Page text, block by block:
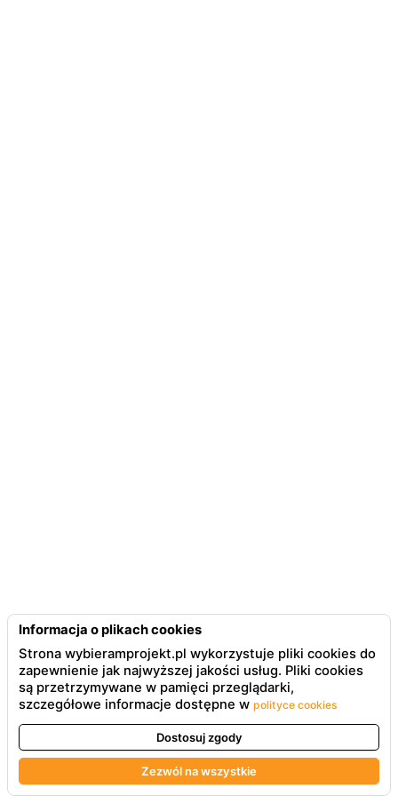
Informacja o plikach cookies
Strona wybieramprojekt.pl wykorzystuje pliki cookies do
zapewnienie jak najwyższej jakości usług. Pliki cookies
są przetrzymywane w pamięci przeglądarki,
szczegółowe informacje dostępne w polityce cookies
Dostosuj zgody
Zezwól na wszystkie